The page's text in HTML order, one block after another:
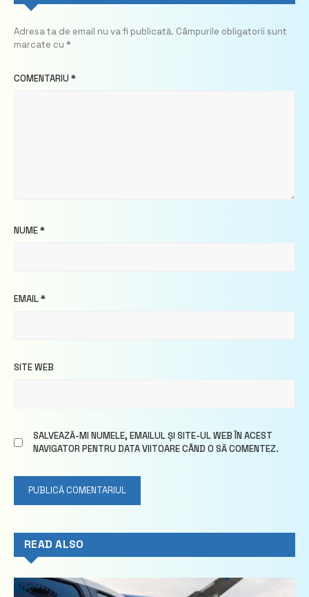
Adresa ta de email nu va fi publicată. Câmpurile obligatorii sunt
marcate cu *
COMENTARIU *
NUME*
EMAIL*
SITE WEB
SALVEAZĂ-MI NUMELE, EMAILUL ȘI SITE-UL WEB ÎN ACEST
NAVIGATOR PENTRU DATA VIITOARE CÂND O SĂ COMENTEZ.
READ ALSO